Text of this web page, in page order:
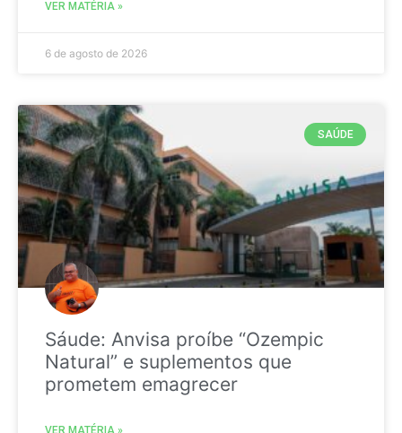
VER MATÉRIA »
6 de agosto de 2026
SAÚDE
Sáude: Anvisa proíbe “Ozempic
Natural” e suplementos que
prometem emagrecer
VER MATÉRIA »